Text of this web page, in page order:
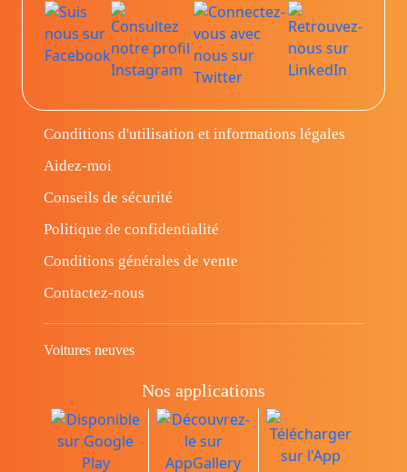
Conditions d'utilisation et informations légales
Aidez-moi
Conseils de sécurité
Politique de confidentialité
Conditions générales de vente
Contactez-nous
Voitures neuves
Nos applications